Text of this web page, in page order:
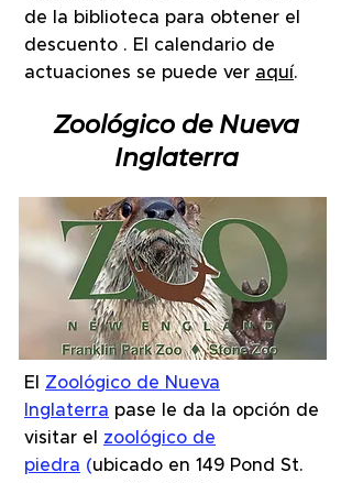
de la biblioteca para obtener el
descuento . El calendario de
actuaciones se puede ver aquí.
Zoológico de Nueva
Inglaterra
El
Zoológico de Nueva
Inglaterra pase le da la opción de
visitar el
zoológico de
piedra (ubicado en 149 Pond St.